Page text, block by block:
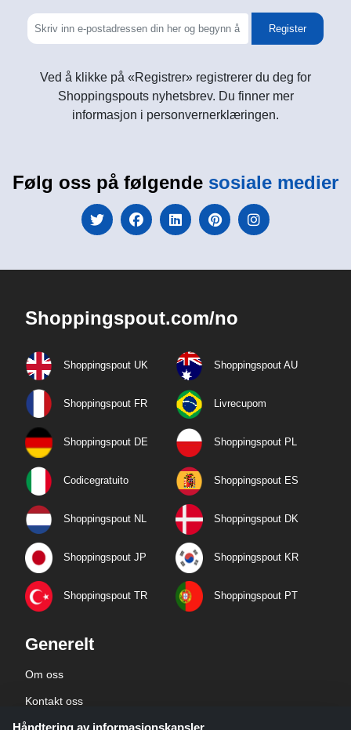
Register
Ved å klikke på «Registrer» registrerer du deg for
Shoppingspouts nyhetsbrev. Du finner mer
informasjon i personvernerklæringen.
Følg oss på følgende sosiale medier
Shoppingspout.com/no
Shoppingspout UK Shoppingspout AU
Shoppingspout FR Livrecupom
Shoppingspout DE Shoppingspout PL
Codicegratuito Shoppingspout ES
Shoppingspout NL Shoppingspout DK
Shoppingspout JP Shoppingspout KR
Shoppingspout TR Shoppingspout PT
Generelt
Om oss
Kontakt oss
Håndtering av informasjonskapsler